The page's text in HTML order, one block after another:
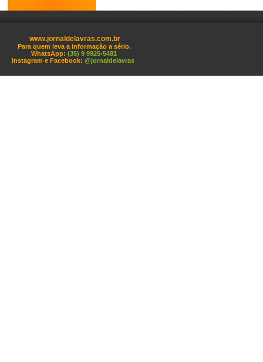
www.jornaldelavras.com.br
Para quem leva a informação a sério.
WhatsApp: (35) 9 9925-5481
Instagram e Facebook: @jornaldelavras